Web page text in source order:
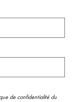
de confidentialité du